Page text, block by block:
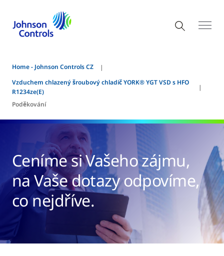
Home - Johnson Controls CZ
Vzduchem chlazený šroubový chladič YORK® YGT VSD s HFO
R1234ze(E)
Poděkování
Ceníme si Vašeho zájmu,
na Vaše dotazy odpovíme,
co nejdříve.